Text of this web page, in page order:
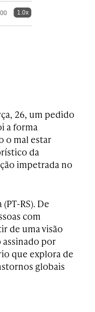
1.0x
26, um pedido
a forma
o mal estar
da
impetrada no
RS). De
com
de uma visão
por
que explora de
globais